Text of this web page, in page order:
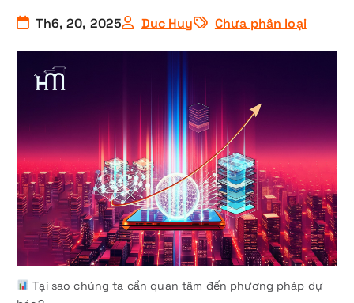
Th6, 20, 2025 Duc Huy Chưa phân loại
Tại sao chúng ta cần quan tâm đến phương pháp dự